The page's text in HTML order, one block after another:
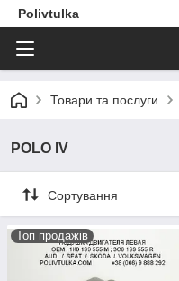
Polivtulka
Товари та послуги
POLO IV
Сортування
Топ продажів